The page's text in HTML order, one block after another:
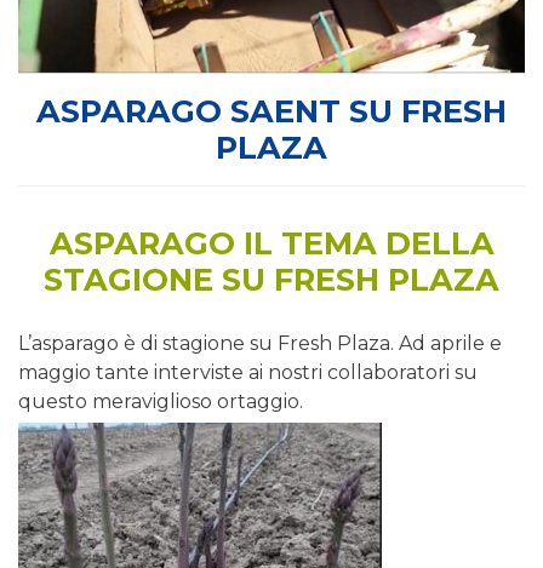
ASPARAGO SAENT SU FRESH
PLAZA
ASPARAGO IL TEMA DELLA
STAGIONE SU FRESH PLAZA
L’asparago è di stagione su Fresh Plaza. Ad aprile e
maggio tante interviste ai nostri collaboratori su
questo meraviglioso ortaggio.